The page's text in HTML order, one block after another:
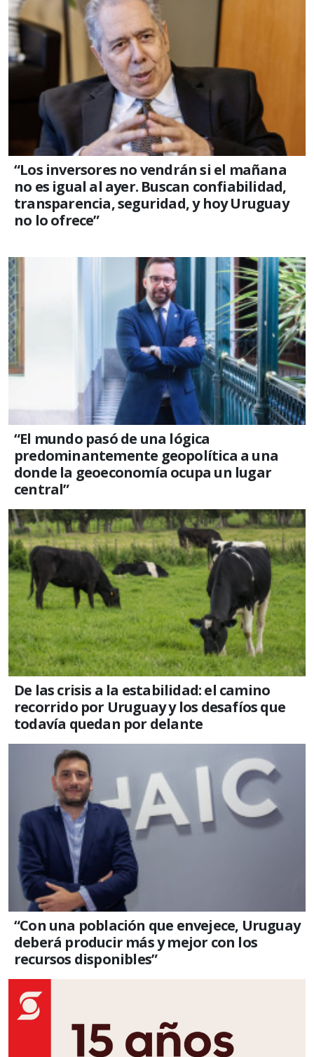
“Los inversores no vendrán si el mañana
no es igual al ayer. Buscan confiabilidad,
transparencia, seguridad, y hoy Uruguay
no lo ofrece”
“El mundo pasó de una lógica
predominantemente geopolítica a una
donde la geoeconomía ocupa un lugar
central”
De las crisis a la estabilidad: el camino
recorrido por Uruguay y los desafíos que
todavía quedan por delante
“Con una población que envejece, Uruguay
deberá producir más y mejor con los
recursos disponibles”